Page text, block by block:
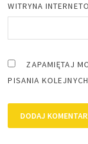
WITRYNA
ZAPAMIĘTAJ
PISANIA